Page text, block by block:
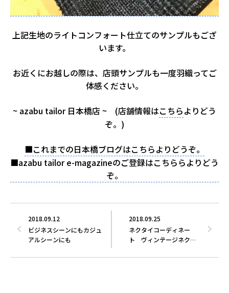
上記生地のライトコンフォート仕立てのサンプルもござ
います。
お近くにお越しの際は、店頭サンプルも一度羽織ってご
体感ください。
~ azabu tailor 日本橋店 ~ (店舗情報はこちらよりどう
ぞ。)
■これまでの日本橋ブログはこちらよりどうぞ。
■azabu tailor e-magazineのご登録はこちららよりどう
ぞ。
2018.09.25
ネクタイコーディネー
ト ヴィンテージネクタ
2018.09.12
ビジネスシーンにもカジュ
アルシーンにも